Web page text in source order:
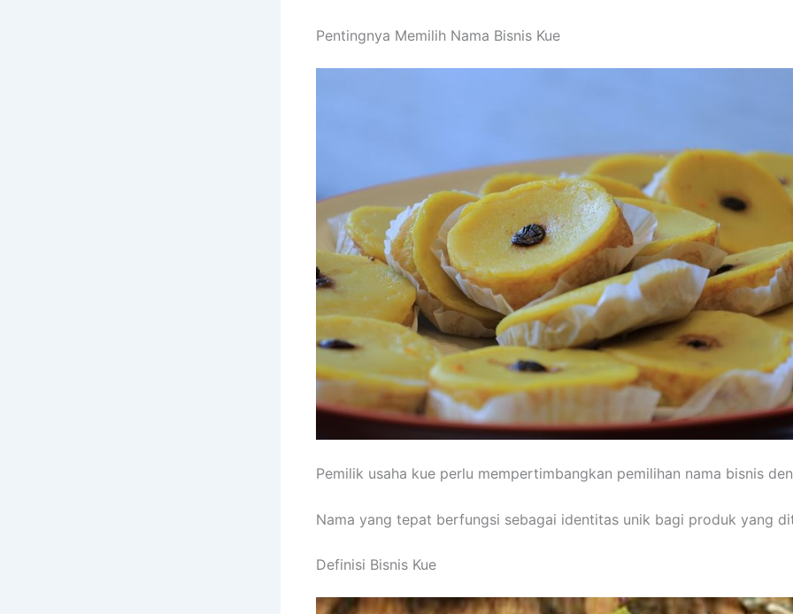
Pentingnya Memilih Nama Bisnis Kue
Pemilik usaha kue perlu mempertimbangkan pemilihan nama bisnis
Nama yang tepat berfungsi sebagai identitas unik bagi produk yang
Definisi Bisnis Kue